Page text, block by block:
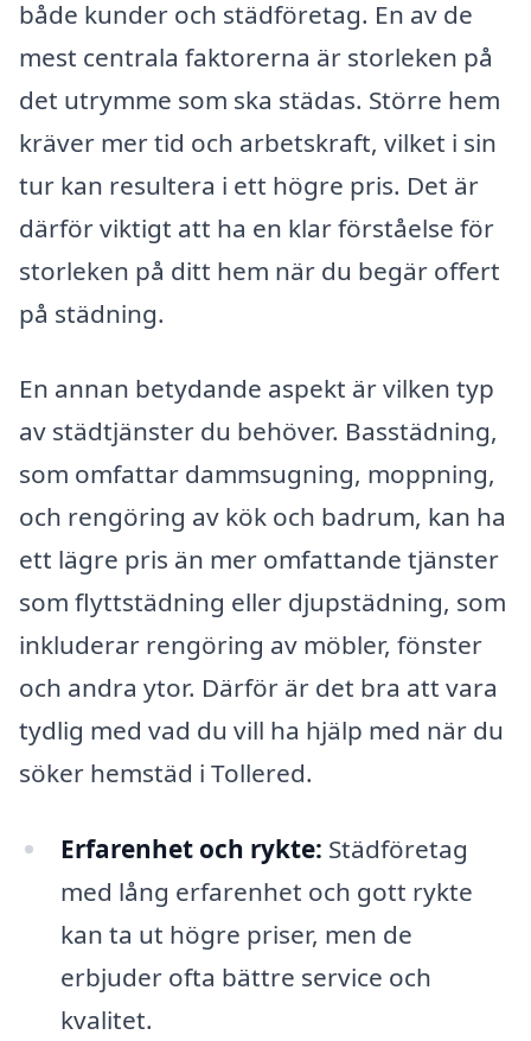
både kunder och städföretag. En av de
mest centrala faktorerna är storleken på
det utrymme som ska städas. Större hem
kräver mer tid och arbetskraft, vilket i sin
tur kan resultera i ett högre pris. Det är
därför viktigt att ha en klar förståelse för
storleken på ditt hem när du begär offert
på städning.
En annan betydande aspekt är vilken typ
av städtjänster du behöver. Basstädning,
som omfattar dammsugning, moppning,
och rengöring av kök och badrum, kan ha
ett lägre pris än mer omfattande tjänster
som flyttstädning eller djupstädning, som
inkluderar rengöring av möbler, fönster
och andra ytor. Därför är det bra att vara
tydlig med vad du vill ha hjälp med när du
söker hemstäd i Tollered.
Erfarenhet och rykte: Städföretag
med lång erfarenhet och gott rykte
kan ta ut högre priser, men de
erbjuder ofta bättre service och
kvalitet.